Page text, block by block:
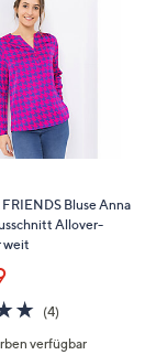
Bluse Anna
Allover-
weit
4.8
von
5
(4)4
verfügbar